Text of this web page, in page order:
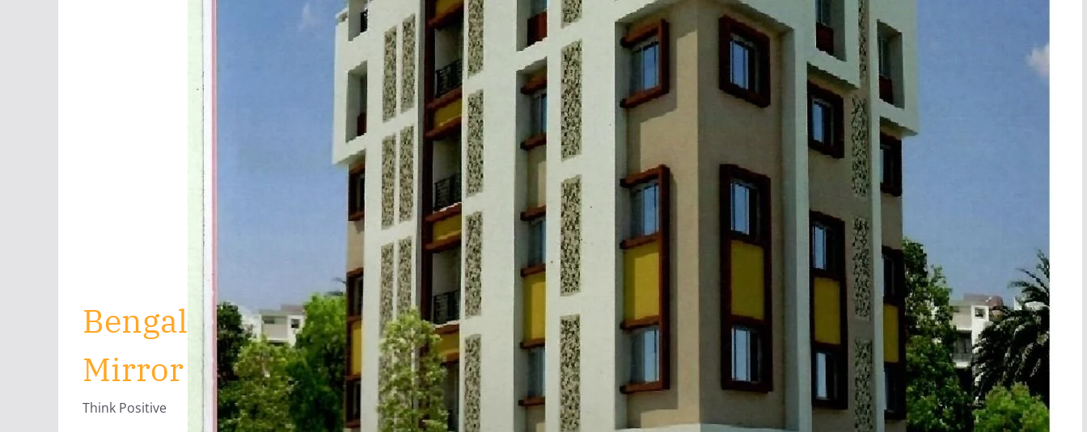
Bengal
Mirror
Think Positive